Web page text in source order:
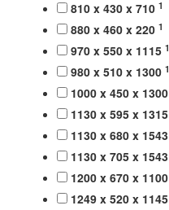
810 x 430 x 710 1
880 x 460 x 220 1
970 x 550 x 1115 1
980 x 510 x 1300 1
1000 x 450 x 1300
1130 x 595 x 1315
1130 x 680 x 1543
1130 x 705 x 1543
1200 x 670 x 1100
1249 x 520 x 1145